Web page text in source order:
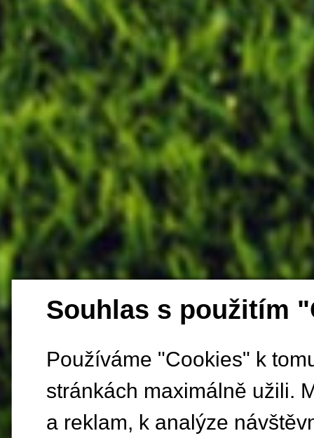
Souhlas s použitím
Používáme "Cookies" k
stránkách maximálně užili.
a reklam, k analýze